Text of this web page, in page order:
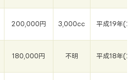
200,000円 3,000cc 平成19年
180,000円 不明 平成18年